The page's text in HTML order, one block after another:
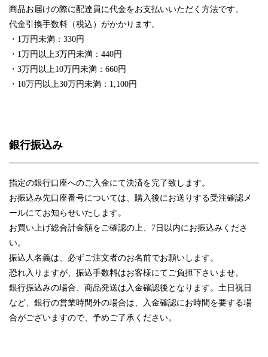
商品お届けの際に配達員に代金をお支払いいただく方法です。
代金引換手数料（税込）がかかります。
・1万円未満：330円
・1万円以上3万円未満：440円
・3万円以上10万円未満：660円
・10万円以上30万円未満：1,100円
銀行振込み
指定の銀行口座へのご入金にて決済を完了致します。
お振込み先口座番号については、購入後にお送りする受注確認メ
ールにてお知らせいたします。
お買い上げ総合計金額をご確認の上、7日以内にお振込みくださ
い。
振込人名義は、必ずご注文者のお名前でお願いします。
恐れ入りますが、振込手数料はお客様にてご負担下さいませ。
銀行振込みの場合、商品発送は入金確認後となります。土日祝日
など、銀行の営業時間外の場合は、入金確認にお時間を要する場
合がございますので、予めご了承ください。